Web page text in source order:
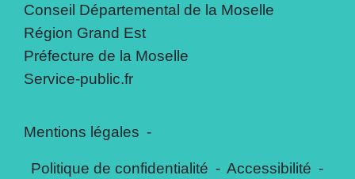
Conseil Départemental de la Moselle
Région Grand Est
Préfecture de la Moselle
Service-public.fr
Mentions légales -
Politique de confidentialité - Accessibilité -